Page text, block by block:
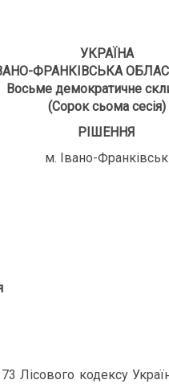
УКРАЇНА
ФРАНКІВСЬКА
Восьме демократичне
(Сорок сьома сесія)
РІШЕННЯ
Івано-
Лісового кодексу